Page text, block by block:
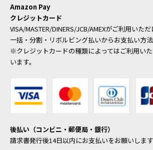
Amazon Pay
クレジットカード
VISA/MASTER/DINERS/JCB/AMEXがご利用いただ
一括・分割・リボルビング払いからお支払い方法
※クレジットカードの種類によってはご利用い
います。
後払い（コンビニ・郵便局・銀行）
請求書発行後14日以内にお支払いをお願いします